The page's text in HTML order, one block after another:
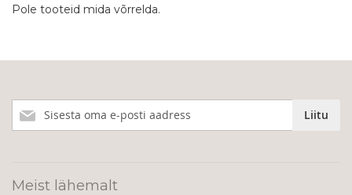
Pole tooteid mida võrrelda.
meie
Liitu
Meist lähemalt